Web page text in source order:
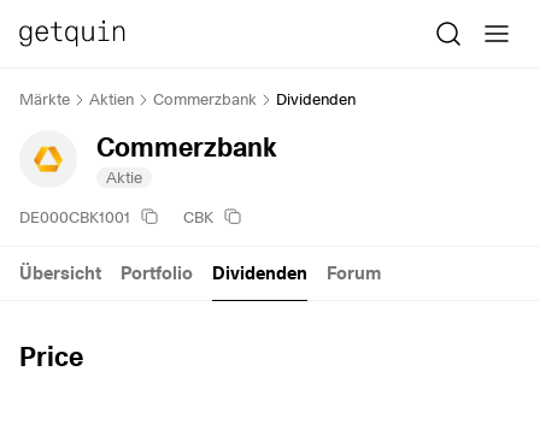
Märkte Aktien Commerzbank Dividenden
Commerzbank
Aktie
DE000CBK1001 CBK
Price
Übersicht Portfolio Dividenden Forum